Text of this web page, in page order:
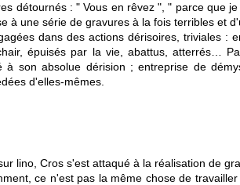
détournés : " Vous en rêvez ", " parce que
une série de gravures à la fois terribles et
dans des actions dérisoires, triviales :
épuisés par la vie, abattus, atterrés…
son absolue dérision ; entreprise de
d'elles-mêmes.
lino, Cros s'est attaqué à la réalisation de
ce n'est pas la même chose de